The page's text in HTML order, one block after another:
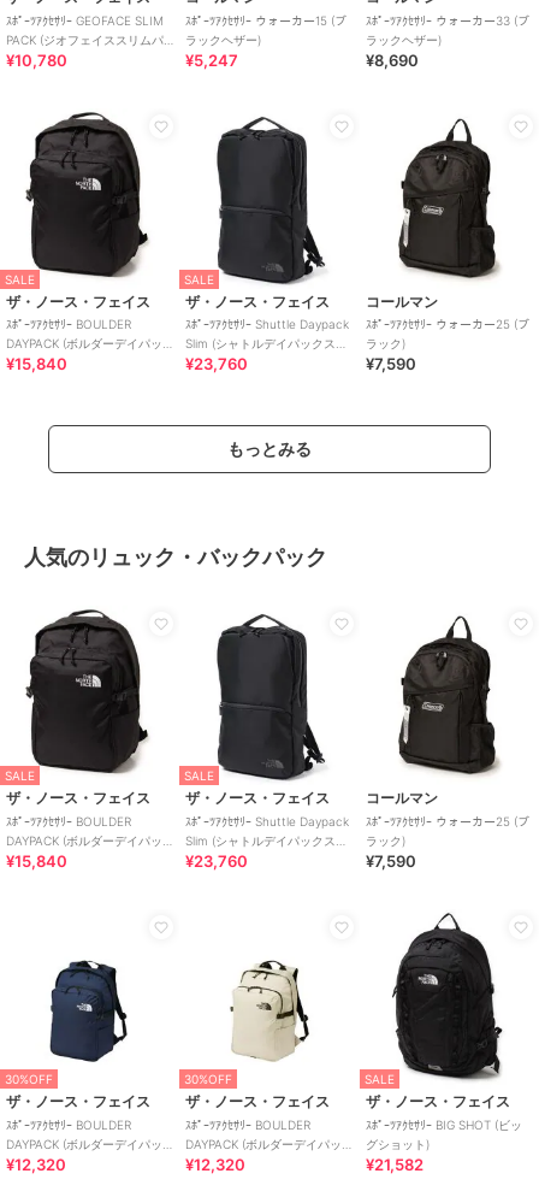
ｽﾎﾟｰﾂｱｸｾｻﾘｰ GEOFACE SLIM
PACK (ジオフェイススリムパ
ック)
¥10,780
ｽﾎﾟｰﾂｱｸｾｻﾘｰ ウォーカー15 (ブ
ラックヘザー)
¥5,247
ｽﾎﾟｰﾂｱｸｾｻﾘｰ ウォーカー33 (ブ
ラックヘザー)
¥8,690
SALE
ザ・ノース・フェイス
ｽﾎﾟｰﾂｱｸｾｻﾘｰ BOULDER
DAYPACK (ボルダーデイパッ
ク)
¥15,840
SALE
ザ・ノース・フェイス
ｽﾎﾟｰﾂｱｸｾｻﾘｰ Shuttle Daypack
Slim (シャトルデイパックスリ
ム)
¥23,760
コールマン
ｽﾎﾟｰﾂｱｸｾｻﾘｰ ウォーカー25 (ブ
ラック)
¥7,590
もっとみる
人気のリュック・バックパック
SALE
ザ・ノース・フェイス
ｽﾎﾟｰﾂｱｸｾｻﾘｰ BOULDER
DAYPACK (ボルダーデイパッ
ク)
¥15,840
SALE
ザ・ノース・フェイス
ｽﾎﾟｰﾂｱｸｾｻﾘｰ Shuttle Daypack
Slim (シャトルデイパックスリ
ム)
¥23,760
コールマン
ｽﾎﾟｰﾂｱｸｾｻﾘｰ ウォーカー25 (ブ
ラック)
¥7,590
30%OFF
ザ・ノース・フェイス
ｽﾎﾟｰﾂｱｸｾｻﾘｰ BOULDER
DAYPACK (ボルダーデイパッ
ク)
¥12,320
30%OFF
ザ・ノース・フェイス
ｽﾎﾟｰﾂｱｸｾｻﾘｰ BOULDER
DAYPACK (ボルダーデイパッ
ク)
¥12,320
SALE
ザ・ノース・フェイス
ｽﾎﾟｰﾂｱｸｾｻﾘｰ BIG SHOT (ビッ
グショット)
¥21,582